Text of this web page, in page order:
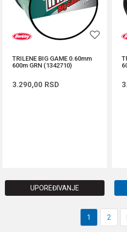
TRILENE BIG GAME 0.60mm
600m GRN (1342710)
3.290,00 RSD
UPOREĐIVANJE
1 2